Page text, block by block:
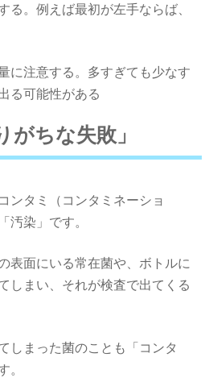
る。例えば最初が左手ならば、
に注意する。多すぎても少なす
る可能性がある
ちな失敗」
ンタミ（コンタミネーショ
汚染」です。
表面にいる常在菌や、ボトルに
しまい、それが検査で出てくる
しまった菌のことも「コンタ
。